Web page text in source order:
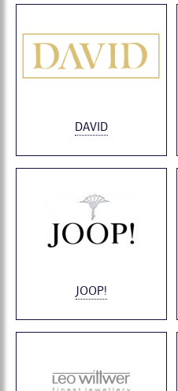
DAVID
JOOP!